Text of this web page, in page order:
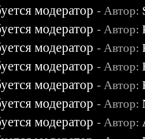
модератор - Автор:
модератор - Автор:
модератор - Автор:
модератор - Автор:
модератор - Автор:
модератор - Автор:
модератор - Автор: